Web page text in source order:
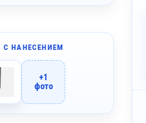
С НАНЕСЕНИЕМ
+1
фото